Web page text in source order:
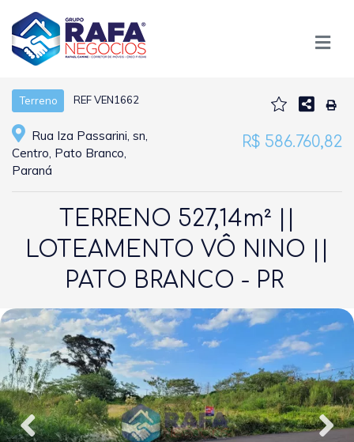
Terreno REF VEN1662
Rua Iza Passarini, sn,
Centro, Pato Branco,
Paraná
R$ 586.760,82
TERRENO 527,14m² ||
LOTEAMENTO VÔ NINO ||
PATO BRANCO - PR